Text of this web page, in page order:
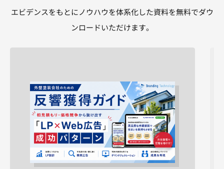
エビデンスをもとにノウハウを体系化した資料を無料でダウ
ンロードいただけます。